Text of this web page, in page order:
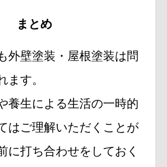
まとめ
外壁塗装・屋根塗装は問
ます。
養生による生活の一時的
はご理解いただくことが
に打ち合わせをしておく